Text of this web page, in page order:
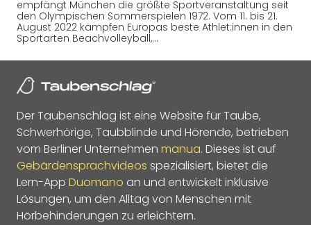
empfängt München die größte Sportveranstaltung seit
den Olympischen Sommerspielen 1972. Vom 11. bis 21.
August 2022 kämpfen Europas beste Athlet:innen in den
Sportarten Beachvolleyball,…
Der Taubenschlag ist eine Website für Taube,
Schwerhörige, Taubblinde und Hörende, betrieben
vom Berliner Unternehmen manua. Dieses ist auf
Gebärdensprachvideos spezialisiert, bietet die
Lern-App Duomano an und entwickelt inklusive
Lösungen, um den Alltag von Menschen mit
Hörbehinderungen zu erleichtern.